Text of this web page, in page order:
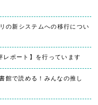
の新システムへの移行につい
レポート】を行っています
館で読める！みんなの推し